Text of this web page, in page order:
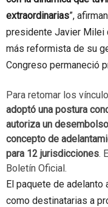
extraordinarias”,
presidente Javier Milei
más reformista de su
Congreso permaneció
Para retomar los
adoptó una postura
autoriza un
concepto de
para 12 jurisdicciones.
Boletín Oficial.
El paquete de
como destinatarias a